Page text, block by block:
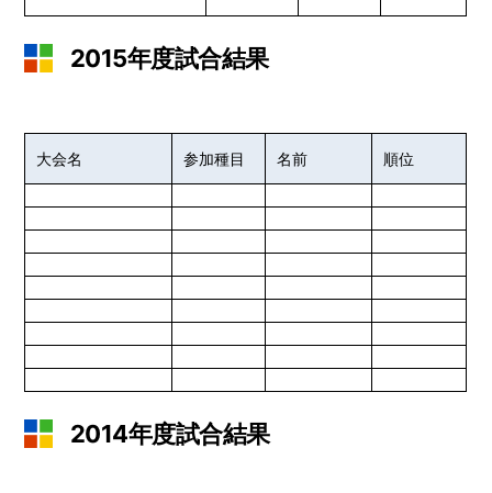
2015年度試合結果
大会名 参加種目 名前 順位
2014年度試合結果